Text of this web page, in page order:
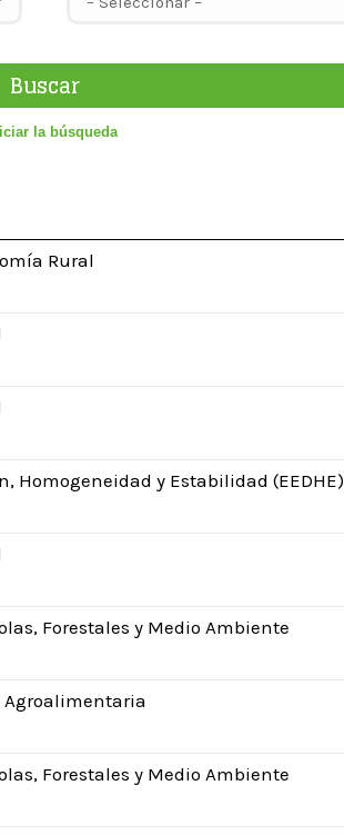
Rural
Homogeneidad y Estabilidad (EEDHE)
Forestales y Medio Ambiente
Agroalimentaria
Forestales y Medio Ambiente